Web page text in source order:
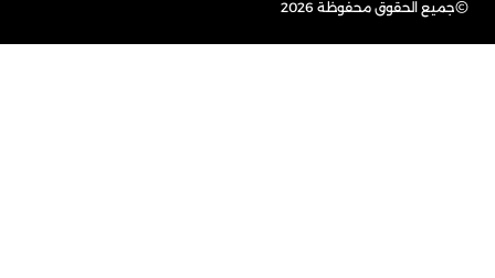
©جميع الحقوق محفوظة 2026